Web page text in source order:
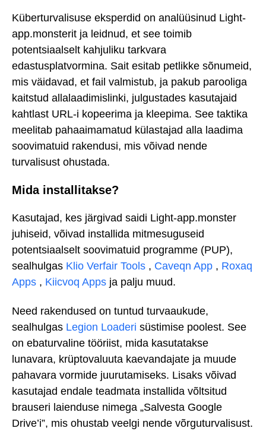
Küberturvalisuse eksperdid on analüüsinud Light-
app.monsterit ja leidnud, et see toimib
potentsiaalselt kahjuliku tarkvara
edastusplatvormina. Sait esitab petlikke sõnumeid,
mis väidavad, et fail valmistub, ja pakub parooliga
kaitstud allalaadimislinki, julgustades kasutajaid
kahtlast URL-i kopeerima ja kleepima. See taktika
meelitab pahaaimamatud külastajad alla laadima
soovimatuid rakendusi, mis võivad nende
turvalisust ohustada.
Mida installitakse?
Kasutajad, kes järgivad saidi Light-app.monster
juhiseid, võivad installida mitmesuguseid
potentsiaalselt soovimatuid programme (PUP),
sealhulgas Klio Verfair Tools , Caveqn App , Roxaq
Apps , Kiicvoq Apps ja palju muud.
Need rakendused on tuntud turvaaukude,
sealhulgas Legion Loaderi süstimise poolest. See
on ebaturvaline tööriist, mida kasutatakse
lunavara, krüptovaluuta kaevandajate ja muude
pahavara vormide juurutamiseks. Lisaks võivad
kasutajad endale teadmata installida võltsitud
brauseri laienduse nimega „Salvesta Google
Drive’i”, mis ohustab veelgi nende võrguturvalisust.